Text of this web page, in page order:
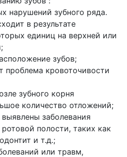
нарушений зубного ряда.
в результате
единиц на верхней или
зубов;
проблема кровоточивости
зубного корня
количество отложений;
заболевания
полости, таких как
и т.д.;
или травм,